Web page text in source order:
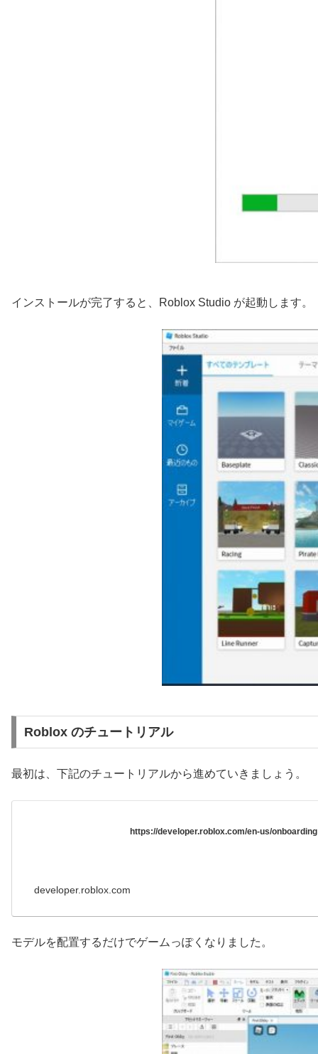
インストールが完了すると、Roblox Studio が起動します。
Roblox のチュートリアル
最初は、下記のチュートリアルから進めていきましょう。
https://developer.roblox.com/en-us/onboarding
developer.roblox.com
モデルを配置するだけでゲームっぽくなりました。